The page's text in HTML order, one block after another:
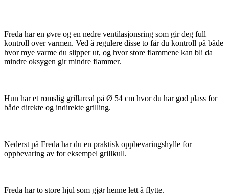
Freda har en øvre og en nedre ventilasjonsring som gir deg full
kontroll over varmen. Ved å regulere disse to får du kontroll på både
hvor mye varme du slipper ut, og hvor store flammene kan bli da
mindre oksygen gir mindre flammer.
Hun har et romslig grillareal på Ø 54 cm hvor du har god plass for
både direkte og indirekte grilling.
Nederst på Freda har du en praktisk oppbevaringshylle for
oppbevaring av for eksempel grillkull.
Freda har to store hjul som gjør henne lett å flytte.